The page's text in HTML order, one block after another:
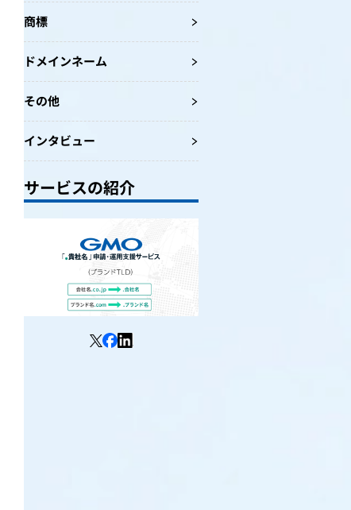
商標
ドメインネーム
その他
インタビュー
サービスの紹介